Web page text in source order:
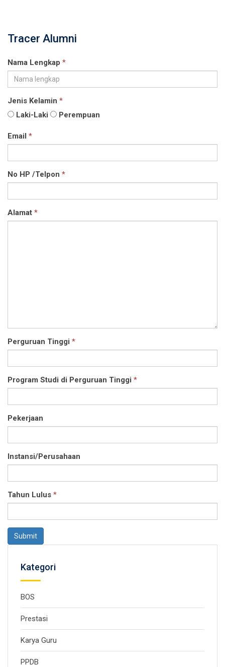
Tracer Alumni
Nama Lengkap *
Jenis Kelamin *
Laki-Laki
Perempuan
Email *
No HP /Telpon *
Alamat *
Perguruan Tinggi *
Program Studi di Perguruan Tinggi *
Pekerjaan
Instansi/Perusahaan
Tahun Lulus *
Submit
Kategori
BOS
Prestasi
Karya Guru
PPDB